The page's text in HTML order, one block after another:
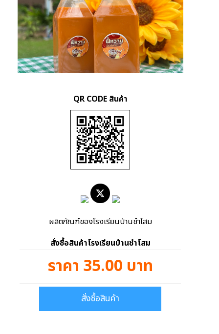
QR CODE สินค้า
ผลิตภัณฑ์ของโรงเรียนบ้านชำโสม
สั่งซื้อสินค้าโรงเรียนบ้านชำโสม
ราคา 35.00 บาท
สั่งซื้อสินค้า